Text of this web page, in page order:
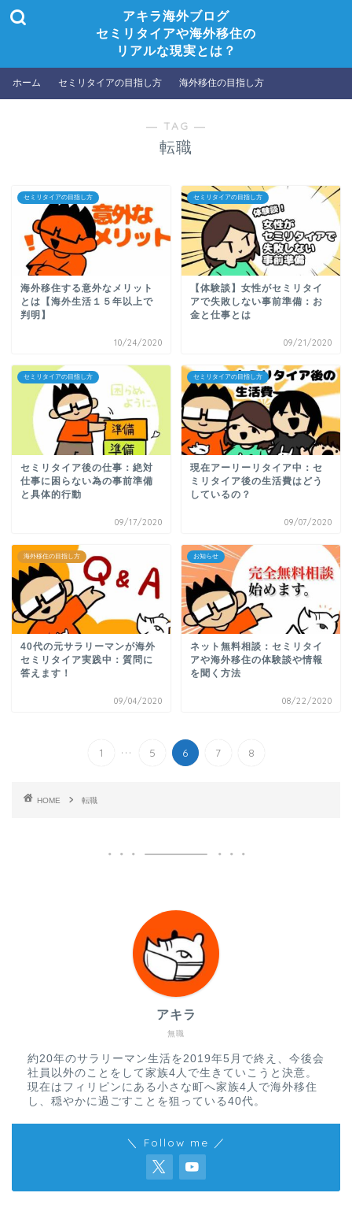
アキラ海外ブログ
セミリタイアや海外移住の
リアルな現実とは？
ホーム セミリタイアの目指し方 海外移住の目指し方
― TAG ―
転職
セミリタイアの目指し方
海外移住する意外なメリット
とは【海外生活１５年以上で
判明】
10/24/2020
セミリタイアの目指し方
【体験談】女性がセミリタイ
アで失敗しない事前準備：お
金と仕事とは
09/21/2020
セミリタイアの目指し方
セミリタイア後の仕事：絶対
仕事に困らない為の事前準備
と具体的行動
09/17/2020
セミリタイアの目指し方
現在アーリーリタイア中：セ
ミリタイア後の生活費はどう
しているの？
09/07/2020
海外移住の目指し方
40代の元サラリーマンが海外
セミリタイア実践中：質問に
答えます！
09/04/2020
お知らせ
ネット無料相談：セミリタイ
アや海外移住の体験談や情報
を聞く方法
08/22/2020
1 ... 5 6 7 8
HOME 転職
無職
アキラ
約20年のサラリーマン生活を2019年5月で終え、今後会
社員以外のことをして家族4人で生きていこうと決意。
現在はフィリピンにある小さな町へ家族4人で海外移住
し、穏やかに過ごすことを狙っている40代。
＼ Follow me ／